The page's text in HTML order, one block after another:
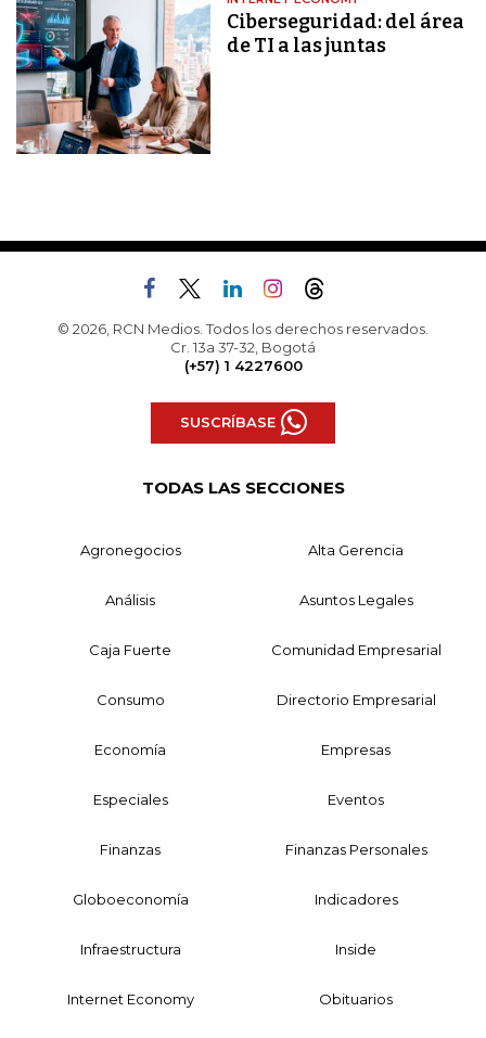
Ciberseguridad: del área
de TI a las juntas
© 2026, RCN Medios. Todos los derechos reservados.
Cr. 13a 37-32, Bogotá
(+57) 1 4227600
SUSCRÍBASE
TODAS LAS SECCIONES
Agronegocios Alta Gerencia
Análisis Asuntos Legales
Caja Fuerte Comunidad Empresarial
Consumo Directorio Empresarial
Economía Empresas
Especiales Eventos
Finanzas Finanzas Personales
Globoeconomía Indicadores
Infraestructura Inside
Internet Economy Obituarios